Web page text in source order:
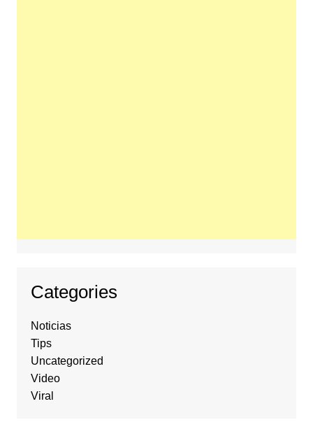
Categories
Noticias
Tips
Uncategorized
Video
Viral